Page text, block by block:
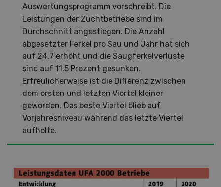
Auswertungsprogramm vorschreibt. Die
Leistungen der Zuchtbetriebe sind im
Durchschnitt angestiegen. Die Anzahl
abgesetzter Ferkel pro Sau und Jahr hat sich
auf 24,7 erhöht und die Saugferkelverluste
sind auf 11,5 Prozent gesunken.
Erfreulicherweise ist die Differenz zwischen
dem ersten und letzten Viertel kleiner
geworden. Das beste Viertel blieb auf
Vorjahresniveau während das letzte Viertel
aufholte.